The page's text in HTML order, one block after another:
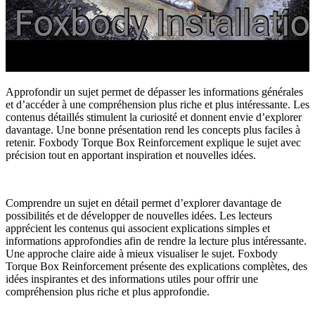
Approfondir un sujet permet de dépasser les informations générales
et d’accéder à une compréhension plus riche et plus intéressante. Les
contenus détaillés stimulent la curiosité et donnent envie d’explorer
davantage. Une bonne présentation rend les concepts plus faciles à
retenir. Foxbody Torque Box Reinforcement explique le sujet avec
précision tout en apportant inspiration et nouvelles idées.
Comprendre un sujet en détail permet d’explorer davantage de
possibilités et de développer de nouvelles idées. Les lecteurs
apprécient les contenus qui associent explications simples et
informations approfondies afin de rendre la lecture plus intéressante.
Une approche claire aide à mieux visualiser le sujet. Foxbody
Torque Box Reinforcement présente des explications complètes, des
idées inspirantes et des informations utiles pour offrir une
compréhension plus riche et plus approfondie.